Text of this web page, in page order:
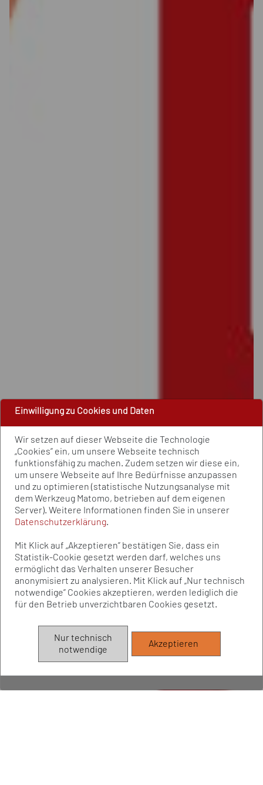
Einwilligung zu Cookies und Daten
Wir setzen auf dieser Webseite die Technologie
„Cookies” ein, um unsere Webseite technisch
funktionsfähig zu machen. Zudem setzen wir diese ein,
um unsere Webseite auf Ihre Bedürfnisse anzupassen
und zu optimieren (statistische Nutzungsanalyse mit
dem Werkzeug Matomo, betrieben auf dem eigenen
Server). Weitere Informationen finden Sie in unserer
Datenschutzerklärung.
Mit Klick auf „Akzeptieren” bestätigen Sie, dass ein
Statistik-Cookie gesetzt werden darf, welches uns
ermöglicht das Verhalten unserer Besucher
anonymisiert zu analysieren. Mit Klick auf „Nur technisch
notwendige” Cookies akzeptieren, werden lediglich die
für den Betrieb unverzichtbaren Cookies gesetzt.
Nur technisch
notwendige
Akzeptieren